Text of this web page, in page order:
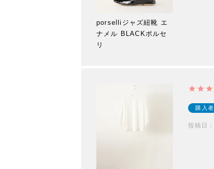
porselliジャズ紐靴 エ
ナメル BLACKポルセ
リ
購入者
投稿日